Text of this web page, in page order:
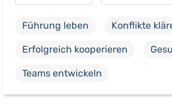
Führung leben Konflikte
Erfolgreich kooperieren
Teams entwickeln